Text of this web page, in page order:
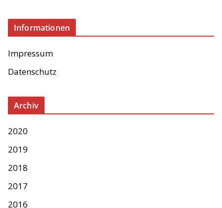
Informationen
Impressum
Datenschutz
Archiv
2020
2019
2018
2017
2016